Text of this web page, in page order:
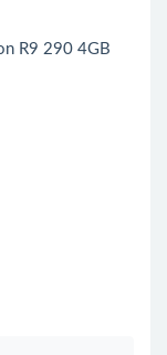
R9 290 4GB